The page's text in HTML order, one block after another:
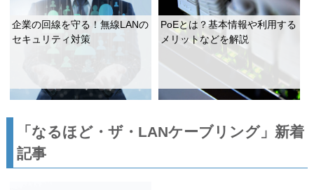
企業の回線を守る！無線LANの
セキュリティ対策
PoEとは？基本情報や利用する
メリットなどを解説
「なるほど・ザ・LANケーブリング」新着
記事